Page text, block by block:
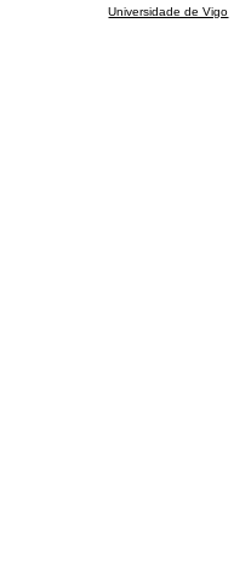
Universidade de Vigo